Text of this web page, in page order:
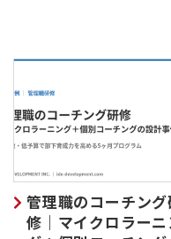
管理職のコーチング
修｜マイクロラーニ